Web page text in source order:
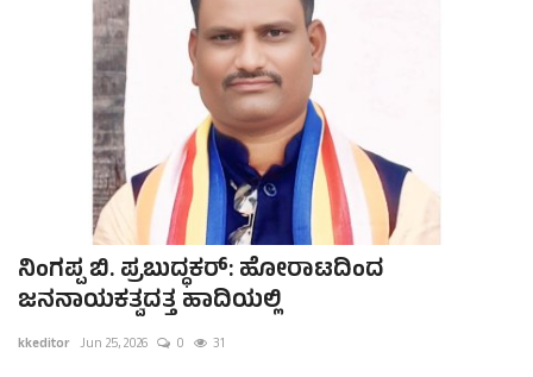
ನಿಂಗಪ್ಪ ಬಿ. ಪ್ರಬುದ್ಧಕರ್: ಹೋರಾಟದಿಂದ
ಜನನಾಯಕತ್ವದತ್ತ ಹಾದಿಯಲ್ಲಿ
kkeditor Jun 25, 2026 0 31